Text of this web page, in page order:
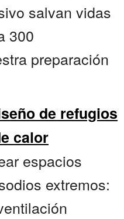
salvan vidas
300
preparación
de refugios
calor
espacios
extremos: